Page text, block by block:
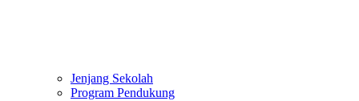
Jenjang Sekolah
Program Pendukung